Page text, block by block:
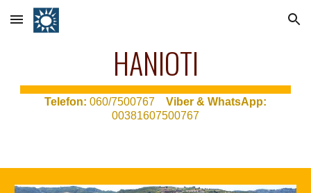
Skip to main content Skip to navigation
HANIOTI
Telefon: 060/7500767 Viber & WhatsApp:
00381607500767